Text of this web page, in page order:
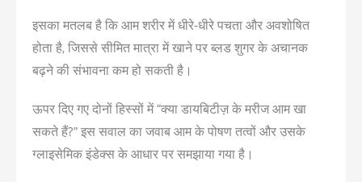
इसका मतलब है कि आम शरीर में धीरे-धीरे पचता और अवशोषित
होता है, जिससे सीमित मात्रा में खाने पर ब्लड शुगर के अचानक
बढ़ने की संभावना कम हो सकती है।
ऊपर दिए गए दोनों हिस्सों में “क्या डायबिटीज़ के मरीज आम खा
सकते हैं?” इस सवाल का जवाब आम के पोषण तत्वों और उसके
ग्लाइसेमिक इंडेक्स के आधार पर समझाया गया है।